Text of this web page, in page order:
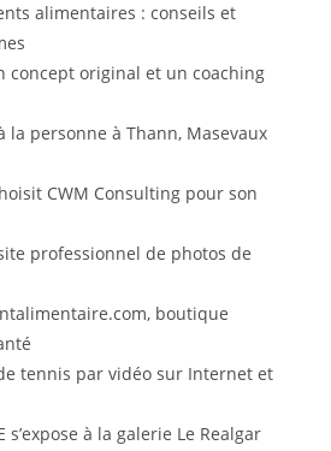
alimentaires : conseils et
concept original et un coaching
la personne à Thann, Masevaux
CWM Consulting pour son
professionnel de photos de
boutique
tennis par vidéo sur Internet et
s’expose à la galerie Le Realgar